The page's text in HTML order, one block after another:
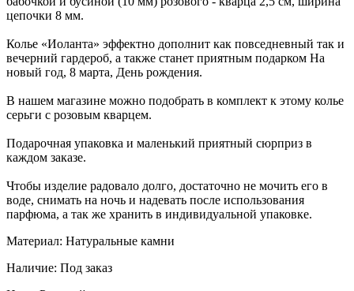
цепочки 8 мм.
Колье «Иоланта» эффектно дополнит как повседневный так и
вечерний гардероб, а также станет приятным подарком На
новый год, 8 марта, День рождения.
В нашем магазине можно подобрать в комплект к этому колье
серьги с розовым кварцем.
Подарочная упаковка и маленький приятный сюрприз в
каждом заказе.
Чтобы изделие радовало долго, достаточно не мочить его в
воде, снимать на ночь и надевать после использования
парфюма, а так же хранить в индивидуальной упаковке.
Материал: Натуральные камни
Наличие: Под заказ